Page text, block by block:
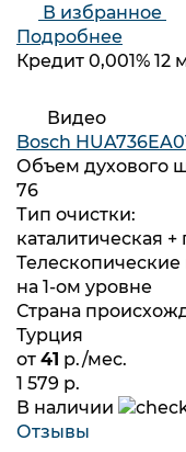
В избранное
Подробнее
Кредит 0,001% 12
Видео
Bosch
Объем духового
76
Тип очистки:
каталитическая
на 1-ом уровне
Страна
Турция
от 41 р./мес.
1 579 р.
В наличии
Отзывы